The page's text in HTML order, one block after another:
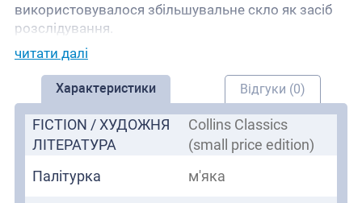
використовувалося збільшувальне скло як засіб
розслідування.
читати далі
Характеристики Відгуки (0)
FICTION / ХУДОЖНЯ
ЛІТЕРАТУРА
Collins Classics
(small price edition)
Палітурка
м'яка